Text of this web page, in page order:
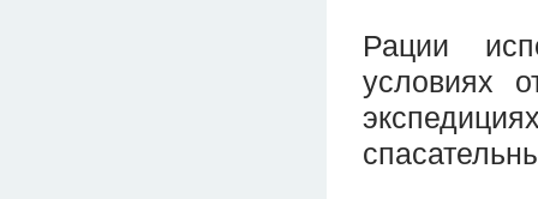
Рации
условиях